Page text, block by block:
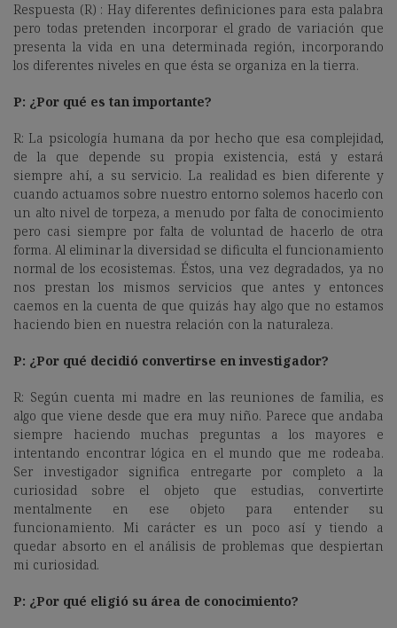
Respuesta (R) : Hay diferentes definiciones para esta palabra
pero todas pretenden incorporar el grado de variación que
presenta la vida en una determinada región, incorporando
los diferentes niveles en que ésta se organiza en la tierra.
P: ¿Por qué es tan importante?
R: La psicología humana da por hecho que esa complejidad,
de la que depende su propia existencia, está y estará
siempre ahí, a su servicio. La realidad es bien diferente y
cuando actuamos sobre nuestro entorno solemos hacerlo con
un alto nivel de torpeza, a menudo por falta de conocimiento
pero casi siempre por falta de voluntad de hacerlo de otra
forma. Al eliminar la diversidad se dificulta el funcionamiento
normal de los ecosistemas. Éstos, una vez degradados, ya no
nos prestan los mismos servicios que antes y entonces
caemos en la cuenta de que quizás hay algo que no estamos
haciendo bien en nuestra relación con la naturaleza.
P: ¿Por qué decidió convertirse en investigador?
R: Según cuenta mi madre en las reuniones de familia, es
algo que viene desde que era muy niño. Parece que andaba
siempre haciendo muchas preguntas a los mayores e
intentando encontrar lógica en el mundo que me rodeaba.
Ser investigador significa entregarte por completo a la
curiosidad sobre el objeto que estudias, convertirte
mentalmente en ese objeto para entender su
funcionamiento. Mi carácter es un poco así y tiendo a
quedar absorto en el análisis de problemas que despiertan
mi curiosidad.
P: ¿Por qué eligió su área de conocimiento?